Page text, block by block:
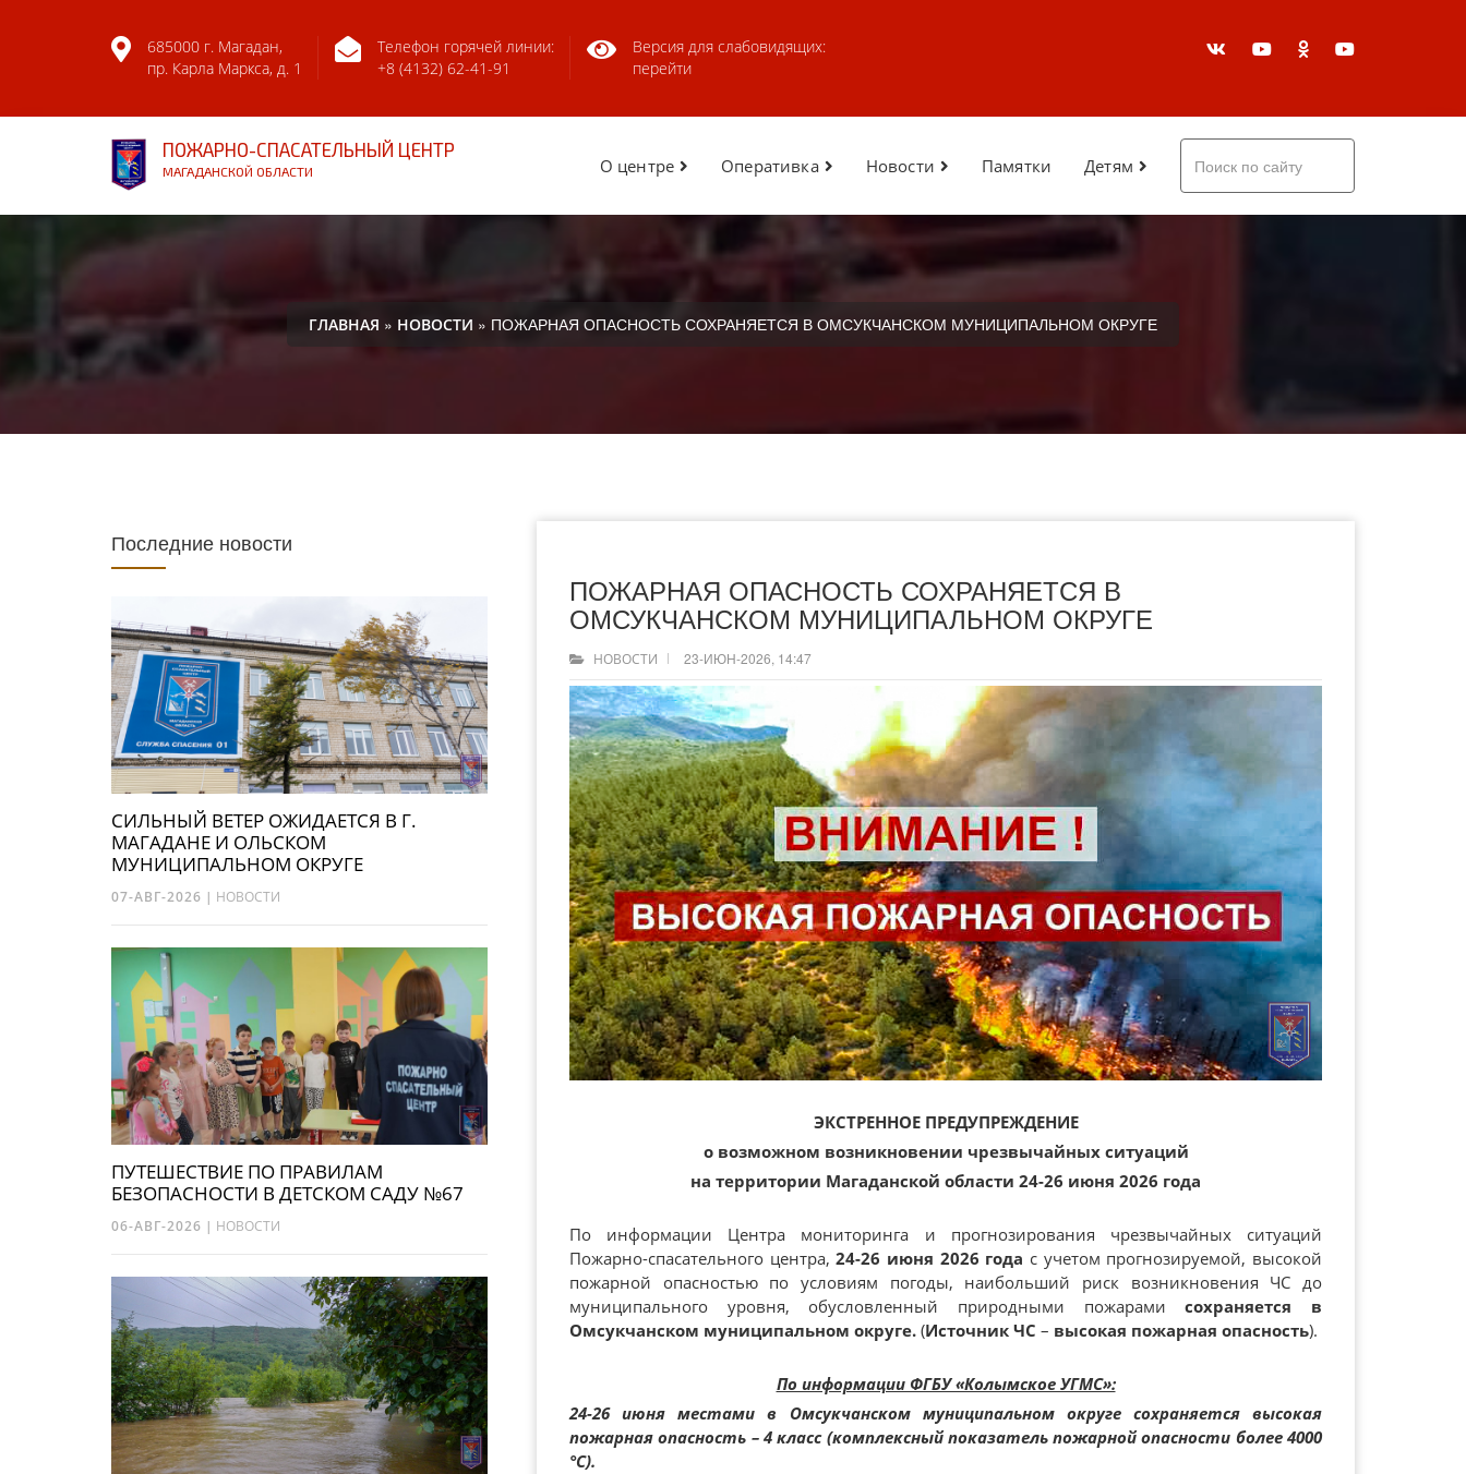
685000 г. Магадан,
пр. Карла Маркса, д. 1
Телефон горячей линии:
+8 (4132) 62-41-91
Версия для слабовидящих:
перейти
ПОЖАРНО-СПАСАТЕЛЬНЫЙ ЦЕНТР
МАГАДАНСКОЙ ОБЛАСТИ О центре Оперативка Новости Памятки Детям
ГЛАВНАЯ » НОВОСТИ » ПОЖАРНАЯ ОПАСНОСТЬ СОХРАНЯЕТСЯ В ОМСУКЧАНСКОМ МУНИЦИПАЛЬНОМ ОКРУГЕ
ПОЖАРНАЯ ОПАСНОСТЬ СОХРАНЯЕТСЯ В
ОМСУКЧАНСКОМ МУНИЦИПАЛЬНОМ ОКРУГЕ
НОВОСТИ 23-ИЮН-2026, 14:47
ЭКСТРЕННОЕ ПРЕДУПРЕЖДЕНИЕ
о возможном возникновении чрезвычайных ситуаций
на территории Магаданской области 24-26 июня 2026 года
По информации Центра мониторинга и прогнозирования чрезвычайных ситуаций
Пожарно-спасательного центра,24-26 июня 2026 года с учетом прогнозируемой, высокой
пожарной опасностью по условиям погоды, наибольший риск возникновения ЧС до
муниципального уровня, обусловленный природными пожарами сохраняется в
Омсукчанском муниципальном округе. (Источник ЧС – высокая пожарная опасность).
По информации ФГБУ «Колымское УГМС»:
24-26 июня местами в Омсукчанском муниципальном округе сохраняется высокая
пожарная опасность – 4 класс (комплексный показатель пожарной опасности более 4000
°С).
Последние новости
СИЛЬНЫЙ ВЕТЕР ОЖИДАЕТСЯ В Г.
МАГАДАНЕ И ОЛЬСКОМ
МУНИЦИПАЛЬНОМ ОКРУГЕ
07-АВГ-2026 | НОВОСТИ
ПУТЕШЕСТВИЕ ПО ПРАВИЛАМ
БЕЗОПАСНОСТИ В ДЕТСКОМ САДУ №67
06-АВГ-2026 | НОВОСТИ